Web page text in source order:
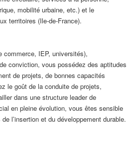
mobilité urbaine, etc.) et le
territoires (Ile-de-France).
commerce, IEP, universités),
conviction, vous possédez des aptitudes
de projets, de bonnes capacités
le goût de la conduite de projets,
dans une structure leader de
en pleine évolution, vous êtes sensible
l’insertion et du développement durable.